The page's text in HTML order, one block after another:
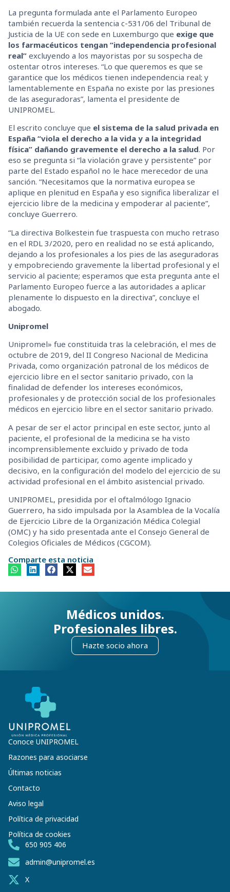
La pregunta formulada ante el Parlamento Europeo
también recuerda la sentencia c-531/06 del Tribunal de
Justicia de la UE con sede en Luxemburgo que exige que
los farmacéuticos tengan “independencia profesional
real” excluyendo a los mayoristas por su sospecha de
ostentar otros intereses. “Lo que queremos es que se
garantice que los médicos tienen independencia real; y
lamentablemente en España no existe por las presiones
de las aseguradoras”, lamenta el presidente de
UNIPROMEL.
El escrito concluye que el sistema de la salud privada en
España “viola el derecho a la vida y a la integridad
física” dañando gravemente el derecho a la salud. Por
eso se pregunta si “la violación grave y persistente” por
parte del Estado español no le hace merecedor de una
sanción. “Necesitamos que la normativa europea se
aplique en plenitud en España y eso significa liberalizar el
ejercicio libre de la medicina y empoderar al paciente”,
concluye Guerrero.
“La directiva Bolkestein fue traspuesta con mucho retraso
en el RDL 3/2020, pero en realidad no se está aplicando,
dejando a los profesionales a los pies de las aseguradoras
y empobreciendo gravemente la libertad profesional y el
servicio al paciente; esperamos que esta pregunta ante el
Parlamento Europeo fuerce a las autoridades a aplicar
plenamente lo dispuesto en la directiva”, concluye el
abogado.
Unipromel
Unipromel» fue constituida tras la celebración, el mes de
octubre de 2019, del II Congreso Nacional de Medicina
Privada, como organización patronal de los médicos de
ejercicio libre en el sector sanitario privado, con la
finalidad de defender los intereses económicos,
profesionales y de protección social de los profesionales
médicos en ejercicio libre en el sector sanitario privado.
A pesar de ser el actor principal en este sector, junto al
paciente, el profesional de la medicina se ha visto
incomprensiblemente excluido y privado de toda
posibilidad de participar, como agente implicado y
decisivo, en la configuración del modelo del ejercicio de su
actividad profesional en el ámbito asistencial privado.
UNIPROMEL, presidida por el oftalmólogo Ignacio
Guerrero, ha sido impulsada por la Asamblea de la Vocalía
de Ejercicio Libre de la Organización Médica Colegial
(OMC) y ha sido presentada ante el Consejo General de
Colegios Oficiales de Médicos (CGCOM).
Comparte esta noticia
Médicos unidos.
Profesionales libres.
Hazte socio ahora
Conoce UNIPROMEL
Razones para asociarse
Últimas noticias
Contacto
Aviso legal
Política de privacidad
Política de cookies
650 905 406
admin@unipromel.es
X